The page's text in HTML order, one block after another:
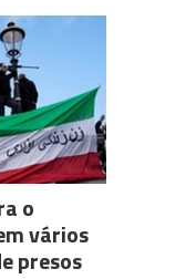
o
vários
presos